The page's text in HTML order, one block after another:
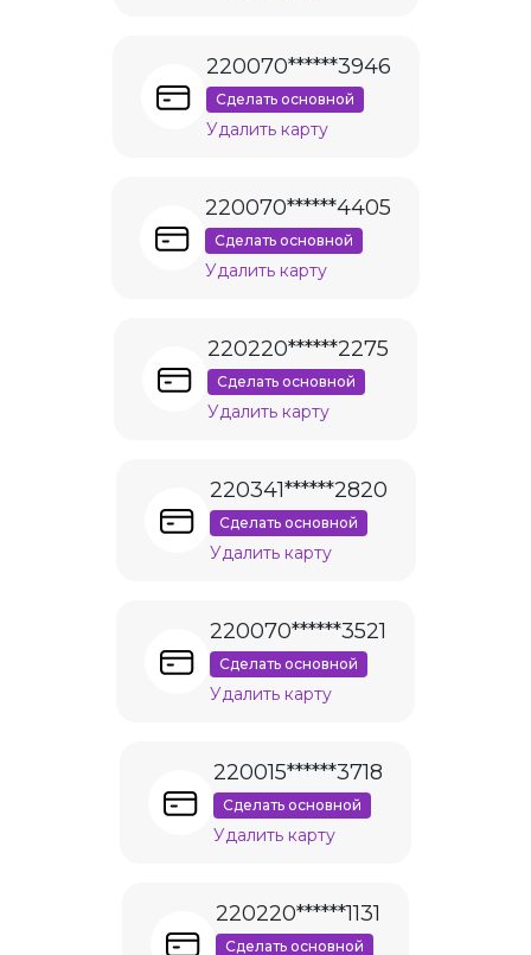
220070******3946
Сделать основной
Удалить карту
220070******4405
Сделать основной
Удалить карту
220220******2275
Сделать основной
Удалить карту
220341******2820
Сделать основной
Удалить карту
220070******3521
Сделать основной
Удалить карту
220015******3718
Сделать основной
Удалить карту
220220******1131
Сделать основной